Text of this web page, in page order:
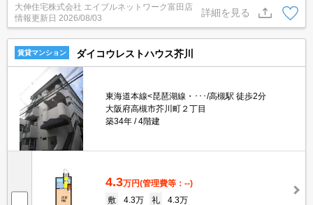
大伸住宅株式会社 エイブルネットワーク富田店
情報更新日 2026/08/03
詳細を見る
賃貸マンション ダイコウレストハウス芥川
東海道本線<琵琶湖線・･･･/高槻駅 徒歩2分
大阪府高槻市芥川町２丁目
築34年
4階建
4.3万円(管理費等：--)
敷
4.3万 礼
4.3万